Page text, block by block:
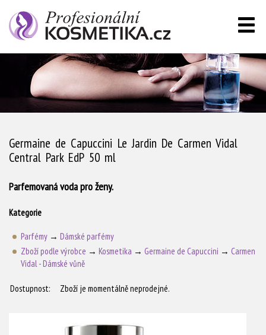
Germaine de Capuccini Le Jardin De Carmen Vidal
Central Park EdP 50 ml
Parfemovaná voda pro ženy.
Kategorie
Parfémy→ Dámské parfémy
Zboží podle výrobce → Kosmetika → Germaine de Capuccini → Carmen
Vidal - Dámské vůně
Dostupnost: Zboží je momentálně neprodejné.